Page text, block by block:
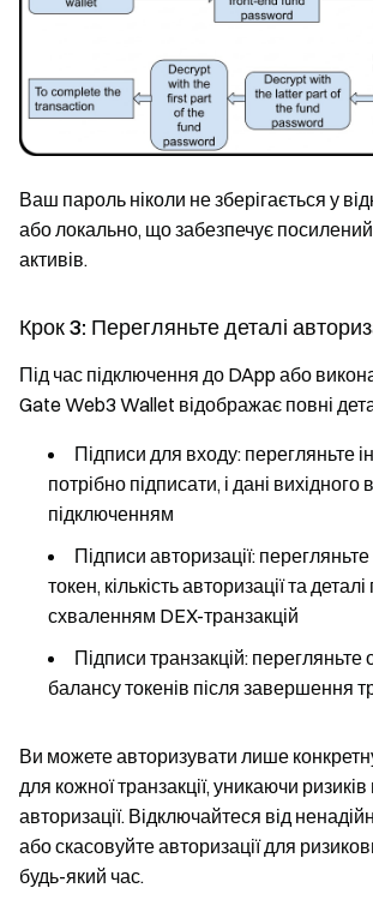
Ваш пароль ніколи не зберігається у
або локально, що забезпечує
активів.
Крок 3: Перегляньте деталі
Під час підключення до DApp або
Gate Web3 Wallet відображає повні
Підписи для входу: перегляньте
потрібно підписати, і дані
підключенням
Підписи авторизації:
токен, кількість авторизації та
схваленням DEX-транзакцій
Підписи транзакцій: перегляньте
балансу токенів після завершення
Ви можете авторизувати лише
для кожної транзакції, уникаючи
авторизації. Відключайтеся від
або скасовуйте авторизації для
будь-який час.